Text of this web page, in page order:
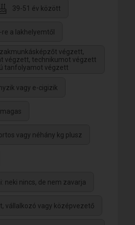
39-51 év között
re a lakhelyemtől
végzett,
végzett, technikumot végzett
tanfolyamot végzett
vagy e-cigizik
vagy néhány kg plusz
neki nincs, de nem zavarja
vállalkozó vagy középvezető